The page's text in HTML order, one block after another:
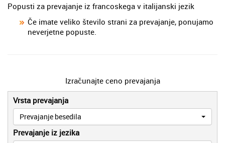
Popusti za prevajanje iz francoskega v italijanski jezik
Če imate veliko število strani za prevajanje, ponujamo
neverjetne popuste.
Izračunajte ceno prevajanja
Vrsta prevajanja
Prevajanje besedila
Prevajanje iz jezika